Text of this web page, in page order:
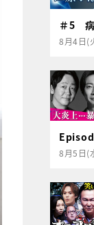
＃5 病
8月4日(
8月5日(